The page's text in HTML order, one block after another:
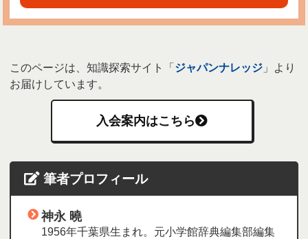
このページは、知識探索サイト「 ジャパンナレッジ 」より
お届けしています。
入会案内はこちら
筆者プロフィール
神永 曉
1956年千葉県生まれ。元小学館辞典編集部編集